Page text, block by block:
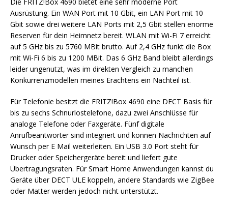
Ausrüstung. Ein WAN Port mit 10 Gbit, ein LAN Port mit 10
Gbit sowie drei weitere LAN Ports mit 2,5 Gbit stellen enorme
Reserven für dein Heimnetz bereit. WLAN mit Wi-Fi 7 erreicht
auf 5 GHz bis zu 5760 MBit brutto. Auf 2,4 GHz funkt die Box
mit Wi-Fi 6 bis zu 1200 MBit. Das 6 GHz Band bleibt allerdings
leider ungenutzt, was im direkten Vergleich zu manchen
Konkurrenzmodellen meines Erachtens ein Nachteil ist.
Für Telefonie besitzt die FRITZ!Box 4690 eine DECT Basis für
bis zu sechs Schnurlostelefone, dazu zwei Anschlüsse für
analoge Telefone oder Faxgeräte. Fünf digitale
Anrufbeantworter sind integriert und können Nachrichten auf
Wunsch per E Mail weiterleiten. Ein USB 3.0 Port steht für
Drucker oder Speichergeräte bereit und liefert gute
Übertragungsraten. Für Smart Home Anwendungen kannst du
Geräte über DECT ULE koppeln, andere Standards wie ZigBee
oder Matter werden jedoch nicht unterstützt.